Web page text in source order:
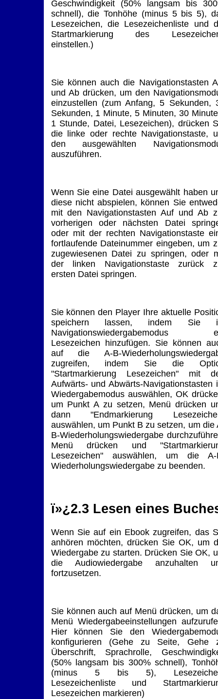
Geschwindigkeit (50% langsam bis
schnell), die Tonhöhe (minus 5 bis 5),
Lesezeichen, die Lesezeichenliste und
Startmarkierung des
einstellen.)
Sie können auch die Navigationstasten
und Ab drücken, um den
einzustellen (zum Anfang, 5 Sekunden,
Sekunden, 1 Minute, 5 Minuten, 30
1 Stunde, Datei, Lesezeichen), drücken
die linke oder rechte Navigationstaste,
den ausgewählten
auszuführen.
Wenn Sie eine Datei ausgewählt haben
diese nicht abspielen, können Sie
mit den Navigationstasten Auf und Ab
vorherigen oder nächsten Datei
oder mit der rechten Navigationstaste
fortlaufende Dateinummer eingeben, um
zugewiesenen Datei zu springen, oder
der linken Navigationstaste zurück
ersten Datei springen.
Sie können den Player Ihre aktuelle
speichern lassen, indem Sie
Navigationswiedergabemodus
Lesezeichen hinzufügen. Sie können
auf die A-B-
zugreifen, indem Sie die
"Startmarkierung Lesezeichen" mit
Aufwärts- und Abwärts-Navigationstasten
Wiedergabemodus auswählen, OK
um Punkt A zu setzen, Menü drücken
dann "Endmarkierung
auswählen, um Punkt B zu setzen, um die
B-Wiederholungswiedergabe
Menü drücken und
Lesezeichen" auswählen, um die A-
Wiederholungswiedergabe zu beenden.
ï»¿2.3 Lesen eines
Wenn Sie auf ein Ebook zugreifen, das
anhören möchten, drücken Sie OK, um
Wiedergabe zu starten. Drücken Sie OK,
die Audiowiedergabe anzuhalten
fortzusetzen.
Sie können auch auf Menü drücken, um
Menü Wiedergabeeinstellungen
Hier können Sie den
konfigurieren (Gehe zu Seite, Gehe
Überschrift, Sprachrolle,
(50% langsam bis 300% schnell),
(minus 5 bis 5),
Lesezeichenliste und
Lesezeichen markieren)